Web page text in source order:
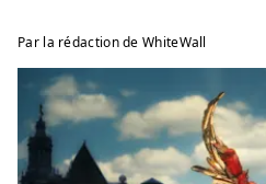
Par la rédaction de WhiteWall